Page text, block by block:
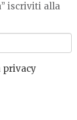
” iscriviti alla
privacy